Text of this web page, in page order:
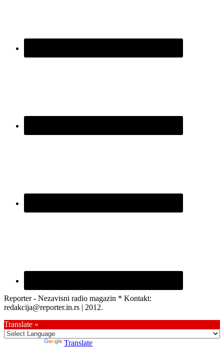
Reporter - Nezavisni radio magazin * Kontakt:
redakcija@reporter.in.rs | 2012.
Translate »
Translate